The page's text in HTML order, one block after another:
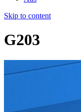
Skip to content
G203